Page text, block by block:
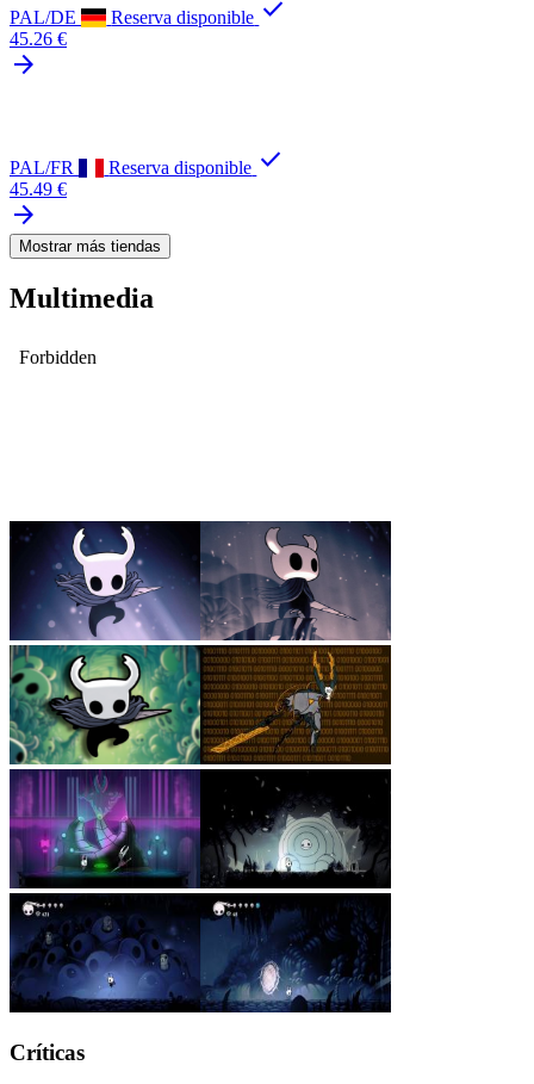
PAL/DE Reserva disponible check
45.26 €
arrow_forward
PAL/FR Reserva disponible check
45.49 €
arrow_forward
Mostrar más tiendas
Multimedia
Críticas